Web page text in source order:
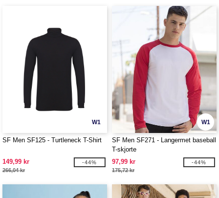
W1
SF Men SF125 - Turtleneck T-Shirt
149,99 kr
266,04 kr
-44%
W1
SF Men SF271 - Langermet baseball
T-skjorte
97,99 kr
175,72 kr
-44%